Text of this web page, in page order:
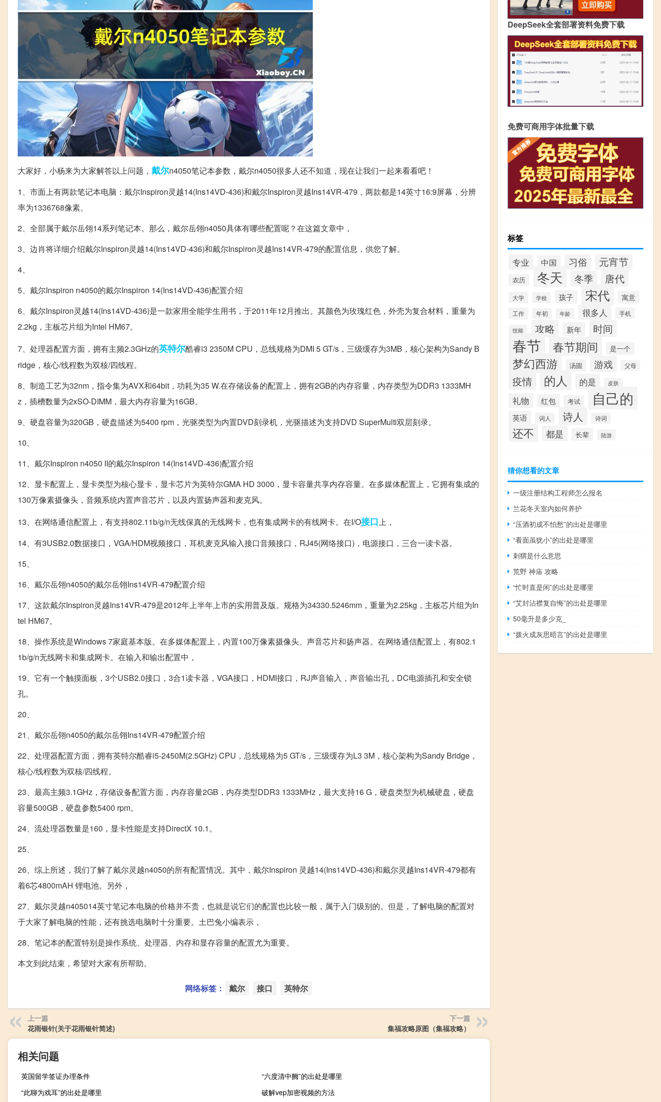
大家好，小杨来为大家解答以上问题， 戴尔n4050笔记本参数，戴尔n4050很多人还不知道，现在让我们一起来看看吧！
1、市面上有两款笔记本电脑：戴尔Inspiron灵越14(Ins14VD-436)和戴尔Inspiron灵越Ins14VR-479，两款都是14英寸16:9屏幕，分辨
率为1336768像素。
2、全部属于戴尔岳翎14系列笔记本。那么，戴尔岳翎n4050具体有哪些配置呢？在这篇文章中，
3、边肖将详细介绍戴尔Inspiron灵越14(Ins14VD-436)和戴尔Inspiron灵越Ins14VR-479的配置信息，供您了解。
4、
5、戴尔Inspiron n4050的戴尔Inspiron 14(Ins14VD-436)配置介绍
6、戴尔Inspiron灵越14(Ins14VD-436)是一款家用全能学生用书，于2011年12月推出。其颜色为玫瑰红色，外壳为复合材料，重量为
2.2kg，主板芯片组为Intel HM67。
7、处理器配置方面，拥有主频2.3GHz的英特尔酷睿i3 2350M CPU，总线规格为DMI 5 GT/s，三级缓存为3MB，核心架构为Sandy B
ridge，核心/线程数为双核/四线程。
8、制造工艺为32nm，指令集为AVX和64bit，功耗为35 W.在存储设备的配置上，拥有2GB的内存容量，内存类型为DDR3 1333MH
z，插槽数量为2xSO-DIMM，最大内存容量为16GB。
9、硬盘容量为320GB，硬盘描述为5400 rpm，光驱类型为内置DVD刻录机，光驱描述为支持DVD SuperMulti双层刻录。
10、
11、戴尔Inspiron n4050 II的戴尔Inspiron 14(Ins14VD-436)配置介绍
12、显卡配置上，显卡类型为核心显卡，显卡芯片为英特尔GMA HD 3000，显卡容量共享内存容量。在多媒体配置上，它拥有集成的
130万像素摄像头，音频系统内置声音芯片，以及内置扬声器和麦克风。
13、在网络通信配置上，有支持802.11b/g/n无线保真的无线网卡，也有集成网卡的有线网卡。在I/O接口上，
14、有3USB2.0数据接口，VGA/HDM视频接口，耳机麦克风输入接口音频接口，RJ45(网络接口)，电源接口，三合一读卡器。
15、
16、戴尔岳翎n4050的戴尔岳翎Ins14VR-479配置介绍
17、这款戴尔Inspiron灵越Ins14VR-479是2012年上半年上市的实用普及版。规格为34330.5246mm，重量为2.25kg，主板芯片组为In
tel HM67。
18、操作系统是Windows 7家庭基本版。在多媒体配置上，内置100万像素摄像头、声音芯片和扬声器。在网络通信配置上，有802.1
1b/g/n无线网卡和集成网卡。在输入和输出配置中，
19、它有一个触摸面板，3个USB2.0接口，3合1读卡器，VGA接口，HDMI接口，RJ声音输入，声音输出孔，DC电源插孔和安全锁
孔。
20、
21、戴尔岳翎n4050的戴尔岳翎Ins14VR-479配置介绍
22、处理器配置方面，拥有英特尔酷睿i5-2450M(2.5GHz) CPU，总线规格为5 GT/s，三级缓存为L3 3M，核心架构为Sandy Bridge，
核心/线程数为双核/四线程。
23、最高主频3.1GHz，存储设备配置方面，内存容量2GB，内存类型DDR3 1333MHz，最大支持16 G，硬盘类型为机械硬盘，硬盘
容量500GB，硬盘参数5400 rpm。
24、流处理器数量是160，显卡性能是支持DirectX 10.1。
25、
26、综上所述，我们了解了戴尔灵越n4050的所有配置情况。其中，戴尔Inspiron 灵越14(Ins14VD-436)和戴尔灵越Ins14VR-479都有
着6芯4800mAH 锂电池。另外，
27、戴尔灵越n405014英寸笔记本电脑的价格并不贵，也就是说它们的配置也比较一般，属于入门级别的。但是，了解电脑的配置对
于大家了解电脑的性能，还有挑选电脑时十分重要。土巴兔小编表示，
28、笔记本的配置特别是操作系统、处理器、内存和显存容量的配置尤为重要。
本文到此结束，希望对大家有所帮助。
网络标签： 戴尔 接口 英特尔
上一篇
花雨银针(关于花雨银针简述)
下一篇
集福攻略原图（集福攻略）
相关问题
英国留学签证办理条件
“六度清中阙”的出处是哪里
“此聊为戏耳”的出处是哪里
破解vep加密视频的方法
DeepSeek全套部署资料免费下载
免费可商用字体批量下载
标签
专业 中国 习俗 元宵节
农历 冬天 冬季 唐代
大学 学校 孩子 宋代 寓意
工作 年初 年龄 很多人 手机
技能 攻略 新年 时间
春节 春节期间 是一个
梦幻西游 汤圆 游戏 父母
疫情 的人 的是 皮肤
礼物 红包 考试 自己的
英语 词人 诗人 诗词
还不 都是 长辈 陆游
猜你想看的文章
一级注册结构工程师怎么报名
兰花冬天室内如何养护
“压酒初成不怕愁”的出处是哪里
“看面虽犹小”的出处是哪里
刺猬是什么意思
荒野 神庙 攻略
“忙时直是闲”的出处是哪里
“艾封沾襟复自悔”的出处是哪里
50毫升是多少克_
“拨火成灰思晤言”的出处是哪里